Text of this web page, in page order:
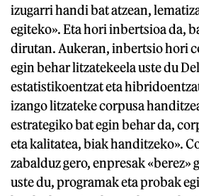
izugarri handi bat atzean,
egiteko». Eta hori inbertsioa da,
dirutan. Aukeran, inbertsio hori
egin behar litzatekeela uste du
estatistikoentzat eta
izango litzateke corpusa
estrategiko bat egin behar da,
eta kalitatea, biak handitzeko».
zabalduz gero, enpresak
uste du, programak eta probak